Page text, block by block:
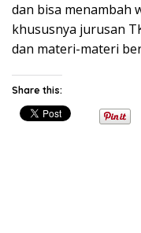
dan bisa menambah
khususnya jurusan
dan materi-materi
Share this: